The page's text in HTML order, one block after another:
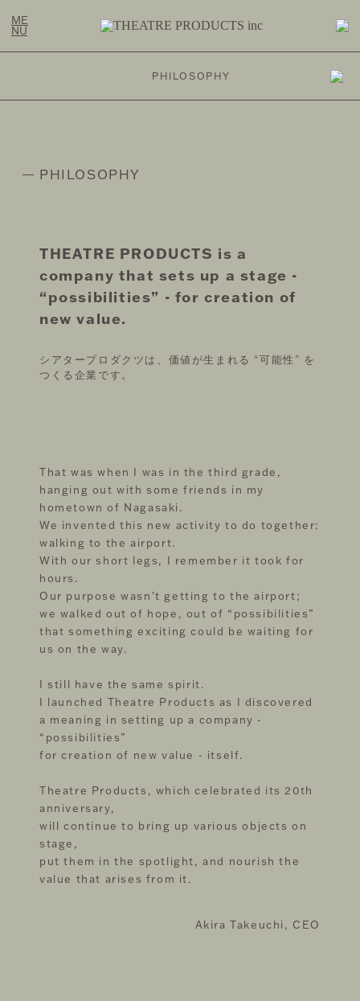
ME
NU
MAGAZINE
©THEATRE PRODUCTS
RAKUTEN FASHION
ZOZOTOWN
SUSTAINABLE
PHILOSOPHY
PHILOSOPHY
THEATRE PRODUCTS is a
company that sets up a stage -
“possibilities” - for creation of
new value.
シアタープロダクツは、価値が生まれる “可能性” を
つくる企業です。
That was when I was in the third grade,
hanging out with some friends in my
hometown of Nagasaki.
We invented this new activity to do together:
walking to the airport.
With our short legs, I remember it took for
hours.
Our purpose wasn’t getting to the airport;
we walked out of hope, out of “possibilities”
that something exciting could be waiting for
us on the way.
I still have the same spirit.
I launched Theatre Products as I discovered
a meaning in setting up a company -
“possibilities”
for creation of new value - itself.
Theatre Products, which celebrated its 20th
anniversary,
will continue to bring up various objects on
stage,
put them in the spotlight, and nourish the
value that arises from it.
Akira Takeuchi, CEO